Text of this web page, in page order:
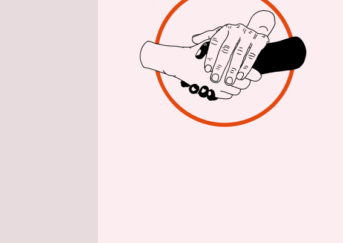
Von Sascha Lübbe
Das Berliner
dem späten
italienischen
hohes
in die oberen Etagen.
preußischen
Parlaments der